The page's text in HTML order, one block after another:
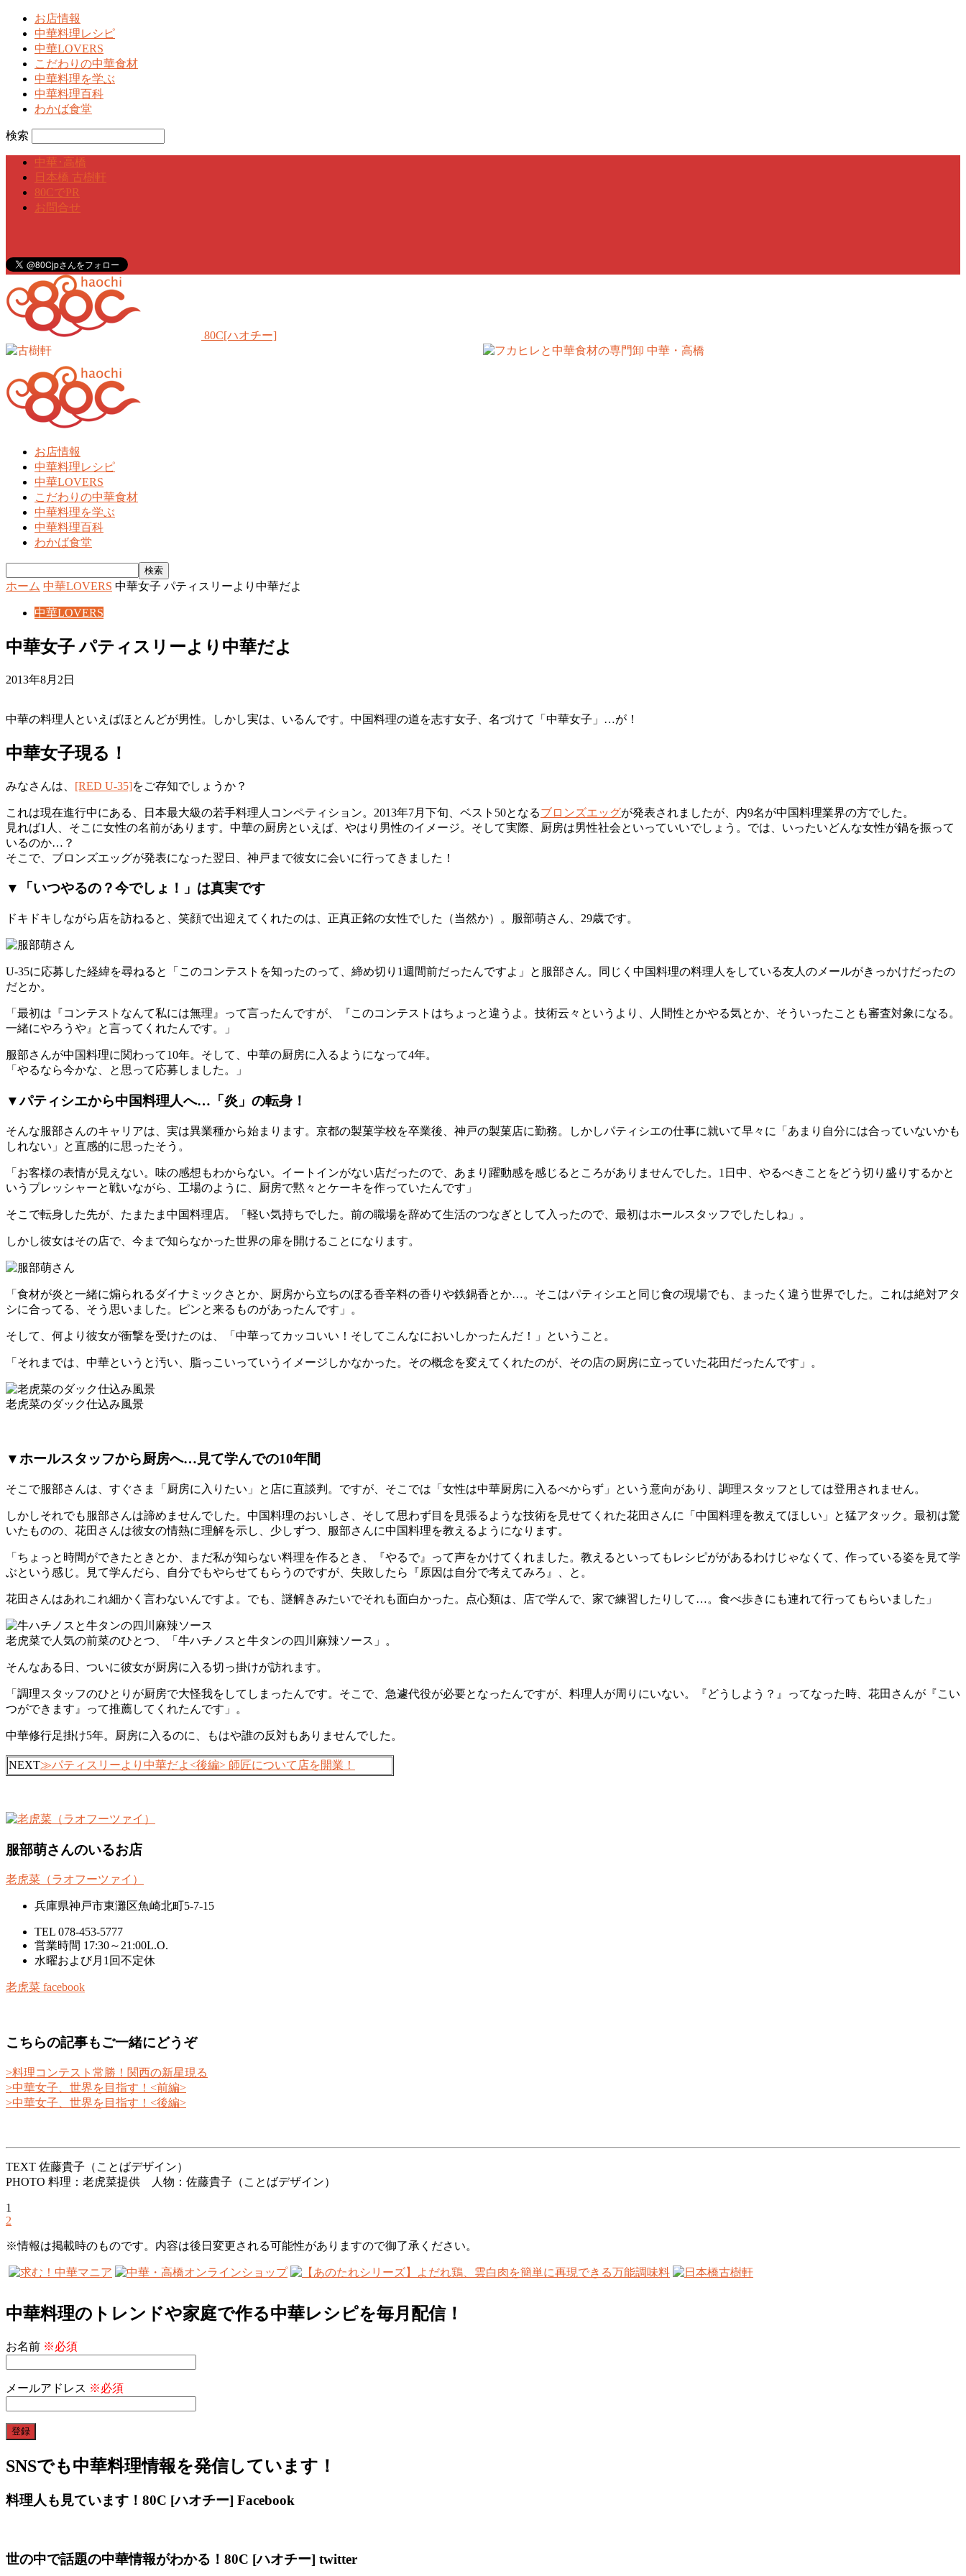
お店情報
中華料理レシピ
中華LOVERS
こだわりの中華食材
中華料理を学ぶ
中華料理百科
わかば食堂
検索
中華･高橋
日本橋 古樹軒
80CでPR
お問合せ
80C[ハオチー]
お店情報
中華料理レシピ
中華LOVERS
こだわりの中華食材
中華料理を学ぶ
中華料理百科
わかば食堂
ホーム 中華LOVERS 中華女子 パティスリーより中華だよ
中華LOVERS
中華女子 パティスリーより中華だよ
2013年8月2日
中華の料理人といえばほとんどが男性。しかし実は、いるんです。中国料理の道を志す女子、名づけて「中華女子」…が！
中華女子現る！
みなさんは、 [RED U-35]をご存知でしょうか？
これは現在進行中にある、日本最大級の若手料理人コンペティション。2013年7月下旬、ベスト50となるブロンズエッグが発表されましたが、内9名が中国料理業界の方でした。
見れば1人、そこに女性の名前があります。中華の厨房といえば、やはり男性のイメージ。そして実際、厨房は男性社会といっていいでしょう。では、いったいどんな女性が鍋を振って
いるのか…？
そこで、ブロンズエッグが発表になった翌日、神戸まで彼女に会いに行ってきました！
▼「いつやるの？今でしょ！」は真実です
ドキドキしながら店を訪ねると、笑顔で出迎えてくれたのは、正真正銘の女性でした（当然か）。服部萌さん、29歳です。
U-35に応募した経緯を尋ねると「このコンテストを知ったのって、締め切り1週間前だったんですよ」と服部さん。同じく中国料理の料理人をしている友人のメールがきっかけだったの
だとか。
「最初は『コンテストなんて私には無理』って言ったんですが、『このコンテストはちょっと違うよ。技術云々というより、人間性とかやる気とか、そういったことも審査対象になる。
一緒にやろうや』と言ってくれたんです。」
服部さんが中国料理に関わって10年。そして、中華の厨房に入るようになって4年。
「やるなら今かな、と思って応募しました。」
▼パティシエから中国料理人へ…「炎」の転身！
そんな服部さんのキャリアは、実は異業種から始まります。京都の製菓学校を卒業後、神戸の製菓店に勤務。しかしパティシエの仕事に就いて早々に「あまり自分には合っていないかも
しれない」と直感的に思ったそう。
「お客様の表情が見えない。味の感想もわからない。イートインがない店だったので、あまり躍動感を感じるところがありませんでした。1日中、やるべきことをどう切り盛りするかと
いうプレッシャーと戦いながら、工場のように、厨房で黙々とケーキを作っていたんです」
そこで転身した先が、たまたま中国料理店。「軽い気持ちでした。前の職場を辞めて生活のつなぎとして入ったので、最初はホールスタッフでしたしね」。
しかし彼女はその店で、今まで知らなかった世界の扉を開けることになります。
「食材が炎と一緒に煽られるダイナミックさとか、厨房から立ちのぼる香辛料の香りや鉄鍋香とか…。そこはパティシエと同じ食の現場でも、まったく違う世界でした。これは絶対アタ
シに合ってる、そう思いました。ピンと来るものがあったんです」。
そして、何より彼女が衝撃を受けたのは、「中華ってカッコいい！そしてこんなにおいしかったんだ！」ということ。
「それまでは、中華というと汚い、脂っこいっていうイメージしかなかった。その概念を変えてくれたのが、その店の厨房に立っていた花田だったんです」。
老虎菜のダック仕込み風景
▼ホールスタッフから厨房へ…見て学んでの10年間
そこで服部さんは、すぐさま「厨房に入りたい」と店に直談判。ですが、そこでは「女性は中華厨房に入るべからず」という意向があり、調理スタッフとしては登用されません。
しかしそれでも服部さんは諦めませんでした。中国料理のおいしさ、そして思わず目を見張るような技術を見せてくれた花田さんに「中国料理を教えてほしい」と猛アタック。最初は驚
いたものの、花田さんは彼女の情熱に理解を示し、少しずつ、服部さんに中国料理を教えるようになります。
「ちょっと時間ができたときとか、まだ私が知らない料理を作るとき、『やるで』って声をかけてくれました。教えるといってもレシピががあるわけじゃなくて、作っている姿を見て学
ぶという感じ。見て学んだら、自分でもやらせてもらうのですが、失敗したら『原因は自分で考えてみろ』、と。
花田さんはあれこれ細かく言わないんですよ。でも、謎解きみたいでそれも面白かった。点心類は、店で学んで、家で練習したりして…。食べ歩きにも連れて行ってもらいました」
老虎菜で人気の前菜のひとつ、「牛ハチノスと牛タンの四川麻辣ソース」。
そんなある日、ついに彼女が厨房に入る切っ掛けが訪れます。
「調理スタッフのひとりが厨房で大怪我をしてしまったんです。そこで、急遽代役が必要となったんですが、料理人が周りにいない。『どうしよう？』ってなった時、花田さんが『こい
つができます』って推薦してくれたんです」。
中華修行足掛け5年。厨房に入るのに、もはや誰の反対もありませんでした。
NEXT≫パティスリーより中華だよ<後編> 師匠について店を開業！
服部萌さんのいるお店
老虎菜（ラオフーツァイ）
兵庫県神戸市東灘区魚崎北町5-7-15
TEL 078-453-5777
営業時間 17:30～21:00L.O.
水曜および月1回不定休
老虎菜 facebook
こちらの記事もご一緒にどうぞ
>料理コンテスト常勝！関西の新星現る
>中華女子、世界を目指す！<前編>
>中華女子、世界を目指す！<後編>
TEXT 佐藤貴子（ことばデザイン）
PHOTO 料理：老虎菜提供 人物：佐藤貴子（ことばデザイン）
1
2
※情報は掲載時のものです。内容は後日変更される可能性がありますので御了承ください。
中華料理のトレンドや家庭で作る中華レシピを毎月配信！
お名前 ※必須
メールアドレス ※必須
SNSでも中華料理情報を発信しています！
料理人も見ています！80C [ハオチー] Facebook
世の中で話題の中華情報がわかる！80C [ハオチー] twitter